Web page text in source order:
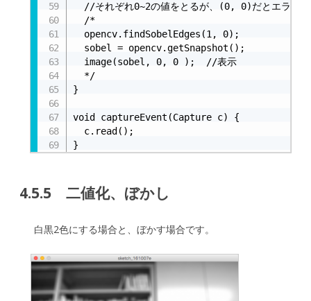
//それぞれ0~2の値をとるが、(0, 0)だとエラー
  /*
  opencv.findSobelEdges(1, 0);
  sobel = opencv.getSnapshot();
  image(sobel, 0, 0 );  //表示
  */
}
void captureEvent(Capture c) {
  c.read();
}
4.5.5 二値化、ぼかし
白黒2色にする場合と、ぼかす場合です。